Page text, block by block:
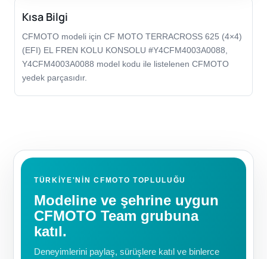
Kısa Bilgi
CFMOTO modeli için CF MOTO TERRACROSS 625 (4×4)
(EFI) EL FREN KOLU KONSOLU #Y4CFM4003A0088,
Y4CFM4003A0088 model kodu ile listelenen CFMOTO
yedek parçasıdır.
TÜRKIYE'NIN CFMOTO TOPLULUĞU
Modeline ve şehrine uygun
CFMOTO Team grubuna
katıl.
Deneyimlerini paylaş, sürüşlere katıl ve binlerce